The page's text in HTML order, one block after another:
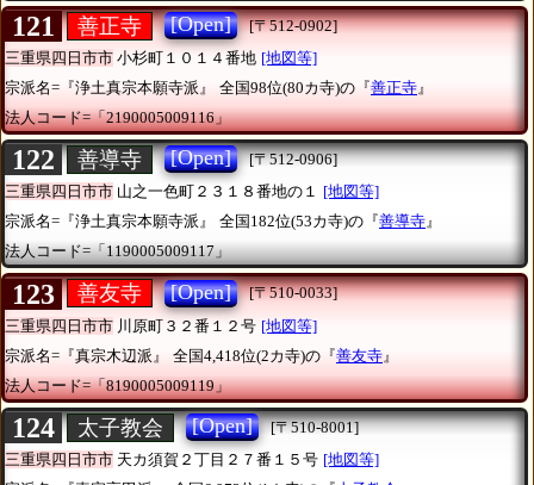
121 善正寺 [Open]
[〒512-0902]
三重県四日市市 小杉町１０１４番地 [地図等]
宗派名=『浄土真宗本願寺派』
全国98位(80カ寺)の『善正寺』
法人コード=「2190005009116」
122 善導寺 [Open]
[〒512-0906]
三重県四日市市 山之一色町２３１８番地の１ [地図等]
宗派名=『浄土真宗本願寺派』
全国182位(53カ寺)の『善導寺』
法人コード=「1190005009117」
123 善友寺 [Open]
[〒510-0033]
三重県四日市市 川原町３２番１２号 [地図等]
宗派名=『真宗木辺派』
全国4,418位(2カ寺)の『善友寺 』
法人コード=「8190005009119」
124 太子教会 [Open]
[〒510-8001]
三重県四日市市 天カ須賀２丁目２７番１５号 [地図等]